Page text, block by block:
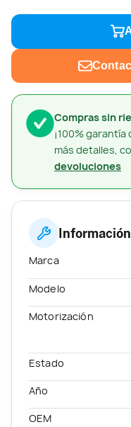
Compras sin
¡100%
más detalles,
devoluciones
Marca
Modelo
Motorización
Estado
Año
OEM